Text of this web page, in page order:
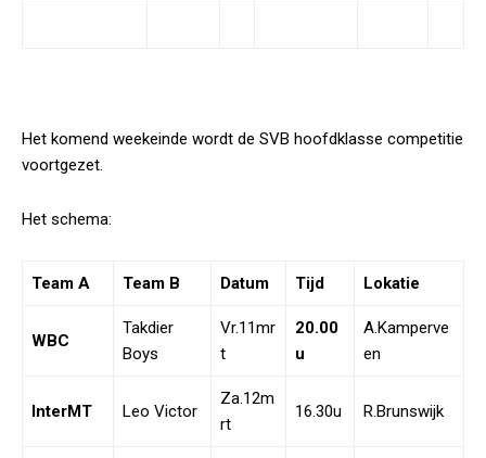
Het komend weekeinde wordt de SVB hoofdklasse competitie
voortgezet.
Het schema:
Team A Team B Datum Tijd Lokatie
WBC
Takdier
Boys
Vr.11mr
t
20.00
u
A.Kamperve
en
InterMT Leo Victor
Za.12m
rt
16.30u R.Brunswijk